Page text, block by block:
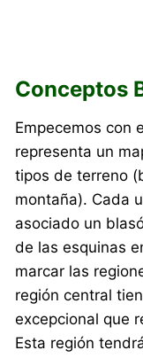
Conceptos
Empecemos con
representa un
tipos de terreno
montaña). Cada
asociado un
de las esquinas
marcar las
región central
excepcional que
Esta región